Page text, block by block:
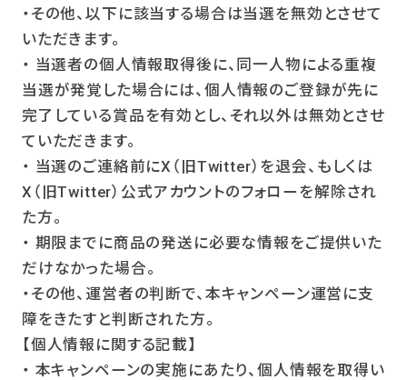
・その他、以下に該当する場合は当選を無効とさせて
いただきます。
・ 当選者の個人情報取得後に、同一人物による重複
当選が発覚した場合には、個人情報のご登録が先に
完了している賞品を有効とし、それ以外は無効とさせ
ていただきます。
・ 当選のご連絡前にX（旧Twitter）を退会、もしくは
X（旧Twitter）公式アカウントのフォローを解除され
た方。
・ 期限までに商品の発送に必要な情報をご提供いた
だけなかった場合。
・その他、運営者の判断で、本キャンペーン運営に支
障をきたすと判断された方。
【個人情報に関する記載】
・ 本キャンペーンの実施にあたり、個人情報を取得い